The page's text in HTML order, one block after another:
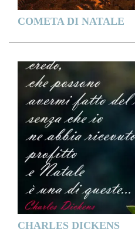
COMETA DI NATALE
CHARLES DICKENS